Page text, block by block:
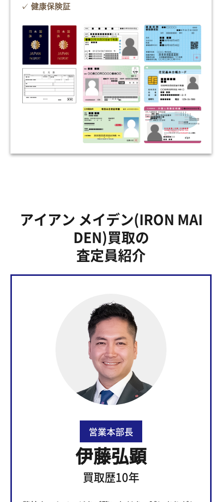
健康保険証
アイアン メイデン(IRON MAI
DEN)買取の
査定員紹介
営業本部長
伊藤弘顕
買取歴10年